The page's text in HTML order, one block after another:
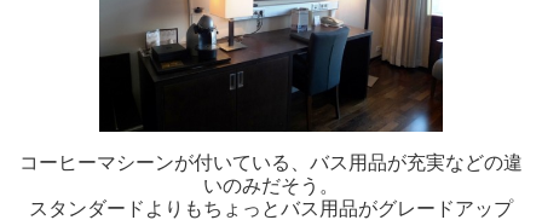
コーヒーマシーンが付いている、バス用品が充実などの違
いのみだそう。
スタンダードよりもちょっとバス用品がグレードアップ